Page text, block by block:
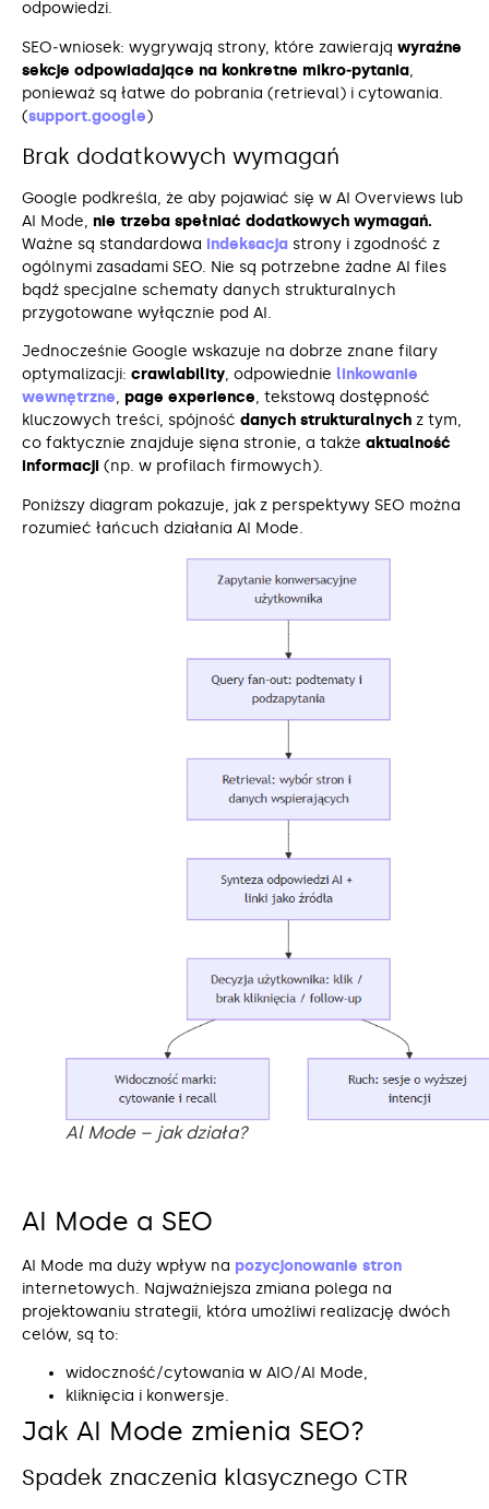
odpowiedzi.
SEO‑wniosek: wygrywają strony, które zawierają wyraźne
sekcje odpowiadające na konkretne mikro‑pytania,
ponieważ są łatwe do pobrania (retrieval) i cytowania.
(support.google)
Brak dodatkowych wymagań
Google podkreśla, że aby pojawiać się w AI Overviews lub
AI Mode, nie trzeba spełniać dodatkowych wymagań.
Ważne są standardowa indeksacja strony i zgodność z
ogólnymi zasadami SEO. Nie są potrzebne żadne AI files
bądź specjalne schematy danych strukturalnych
przygotowane wyłącznie pod AI.
Jednocześnie Google wskazuje na dobrze znane filary
optymalizacji: crawlability, odpowiednie linkowanie
wewnętrzne, page experience, tekstową dostępność
kluczowych treści, spójność danych strukturalnych z tym,
co faktycznie znajduje sięna stronie, a także aktualność
informacji (np. w profilach firmowych).
Poniższy diagram pokazuje, jak z perspektywy SEO można
rozumieć łańcuch działania AI Mode.
Al Mode – jak działa?
AI Mode a SEO
AI Mode ma duży wpływ na pozycjonowanie stron
internetowych. Najważniejsza zmiana polega na
projektowaniu strategii, która umożliwi realizację dwóch
celów, są to:
widoczność/cytowania w AIO/AI Mode,
kliknięcia i konwersje.
Jak AI Mode zmienia SEO?
Spadek znaczenia klasycznego CTR